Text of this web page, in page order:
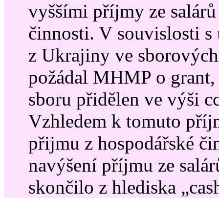
vyššími příjmy ze salárů
činnosti. V souvislosti
z Ukrajiny ve
požádal MHMP o
sboru přidělen ve výši
Vzhledem k tomuto
přijmu z hospodářské
navýšení příjmu ze
skončilo z hlediska